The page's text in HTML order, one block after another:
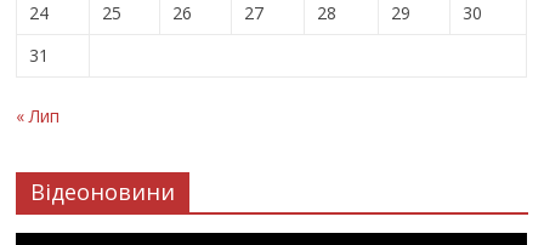
24
25 26 27 28 29
30
31
« Лип
Відеоновини